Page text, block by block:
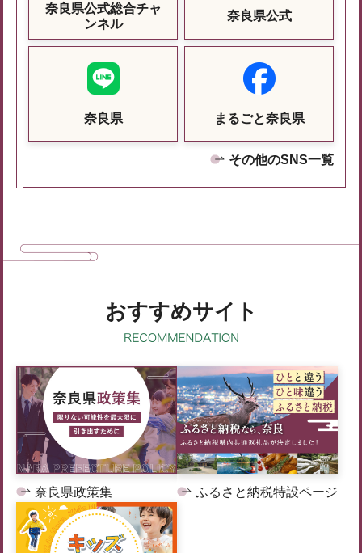
奈良県公式総合チャ
ンネル
奈良県公式
奈良県 まるごと奈良県
その他のSNS一覧
おすすめサイト
奈良県政策集 ふるさと納税特設ページ